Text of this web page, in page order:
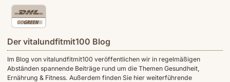
Der vitalundfitmit100 Blog
Im Blog von vitalundfitmit100 veröffentlichen wir in regelmäßigen
Abständen spannende Beiträge rund um die Themen Gesundheit,
Ernährung & Fitness. Außerdem finden Sie hier weiterführende